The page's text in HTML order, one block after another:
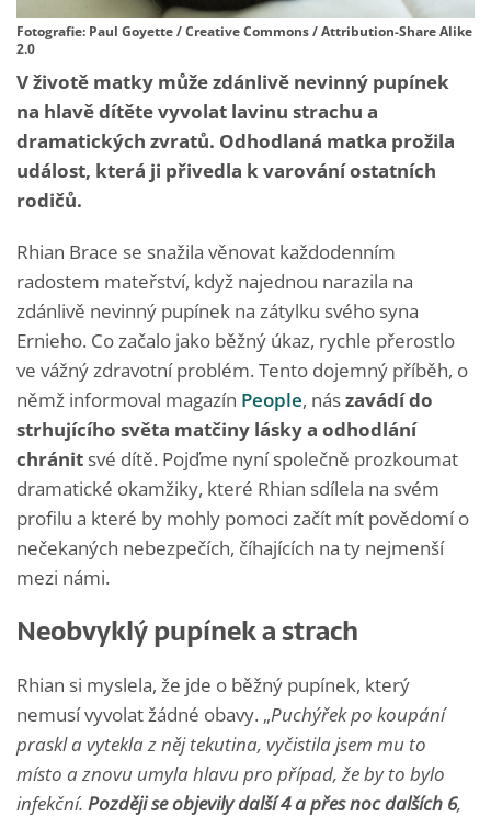
Fotografie: Paul Goyette / Creative Commons / Attribution-Share Alike
2.0
V životě matky může zdánlivě nevinný pupínek
na hlavě dítěte vyvolat lavinu strachu a
dramatických zvratů. Odhodlaná matka prožila
událost, která ji přivedla k varování ostatních
rodičů.
Rhian Brace se snažila věnovat každodenním
radostem mateřství, když najednou narazila na
zdánlivě nevinný pupínek na zátylku svého syna
Ernieho. Co začalo jako běžný úkaz, rychle přerostlo
ve vážný zdravotní problém. Tento dojemný příběh, o
němž informoval magazín People, nászavádí do
strhujícího světa matčiny lásky a odhodlání
chránit své dítě. Pojďme nyní společně prozkoumat
dramatické okamžiky, které Rhian sdílela na svém
profilu a které by mohly pomoci začít mít povědomí o
nečekaných nebezpečích, číhajících na ty nejmenší
mezi námi.
Neobvyklý pupínek a strach
Rhian si myslela, že jde o běžný pupínek, který
nemusí vyvolat žádné obavy. „Puchýřek po koupání
praskl a vytekla z něj tekutina, vyčistila jsem mu to
místo a znovu umyla hlavu pro případ, že by to bylo
infekční. Později se objevily další 4 a přes noc dalších 6,